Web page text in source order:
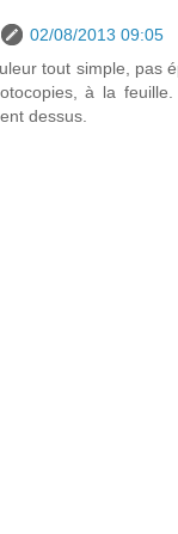
02/08/2013 09:05
tout simple, pas
à la
dessus.